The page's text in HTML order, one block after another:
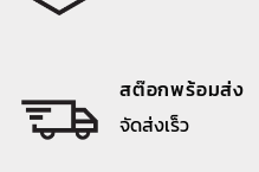
สต๊อกพร้อมส่ง
จัดส่งเร็ว